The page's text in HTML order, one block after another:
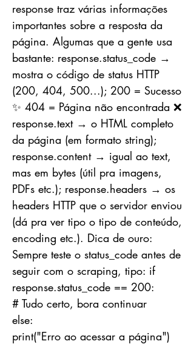
response traz várias informações
importantes sobre a resposta da
página. Algumas que a gente usa
bastante: response.status_code →
mostra o código de status HTTP
(200, 404, 500...); 200 = Sucesso
✨ 404 = Página não encontrada ❌
response.text → o HTML completo
da página (em formato string);
response.content → igual ao text,
mas em bytes (útil pra imagens,
PDFs etc.); response.headers → os
headers HTTP que o servidor enviou
(dá pra ver tipo o tipo de conteúdo,
encoding etc.). Dica de ouro:
Sempre teste o status_code antes de
seguir com o scraping, tipo: if
response.status_code == 200:
# Tudo certo, bora continuar
else:
print("Erro ao acessar a página")